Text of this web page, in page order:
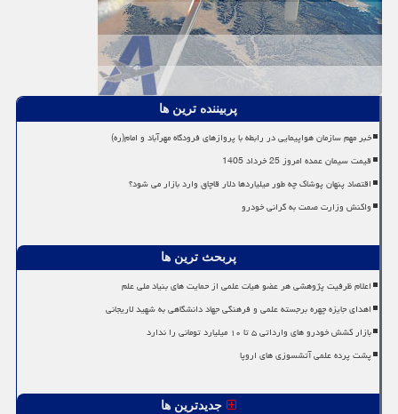
پربیننده ترین ها
خبر مهم سازمان هواپیمایی در رابطه با پروازهای فرودگاه مهرآباد و امام(ره)
قیمت سیمان عمده امروز 25 خرداد 1405
اقتصاد پنهان پوشاک چه طور میلیاردها دلار قاچاق وارد بازار می شود؟
واکنش وزارت صمت به گرانی خودرو
پربحث ترین ها
اعلام ظرفیت پژوهشی هر عضو هیات علمی از حمایت های بنیاد ملی علم
اهدای جایزه چهره برجسته علمی و فرهنگی جهاد دانشگاهی به شهید لاریجانی
بازار کشش خودرو های وارداتی ۵ تا ۱۰ میلیارد تومانی را ندارد
پشت پرده علمی آتشسوزی های اروپا
جدیدترین ها